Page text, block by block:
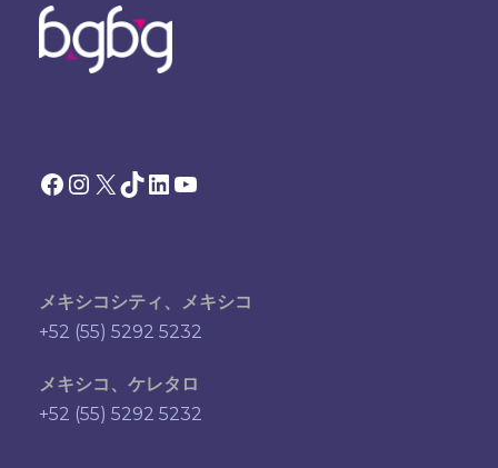
Facebook Instagram X TikTok LinkedIn YouTube
メキシコシティ、メキシコ
+52 (55) 5292 5232
メキシコ、ケレタロ
+52 (55) 5292 5232